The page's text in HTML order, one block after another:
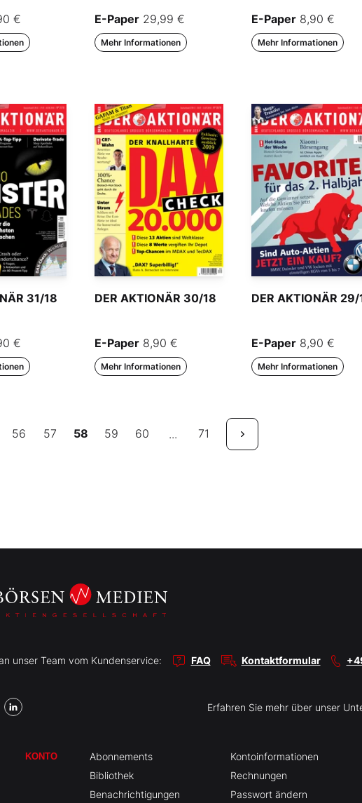
€ E-Paper 29,99 €
Mehr Informationen
E-Paper 8,90 €
Mehr Informationen
31/18
€
DER AKTIONÄR 30/18
E-Paper 8,90 €
Mehr Informationen
DER AKTIONÄR 29/
E-Paper 8,90 €
Mehr Informationen
56 57 58 59 60 ... 71
unser Team vom Kundenservice: FAQ Kontaktformular
Erfahren Sie mehr über unser
KONTO
Abonnements
Bibliothek
Benachrichtigungen
Kontoinformationen
Rechnungen
Passwort ändern